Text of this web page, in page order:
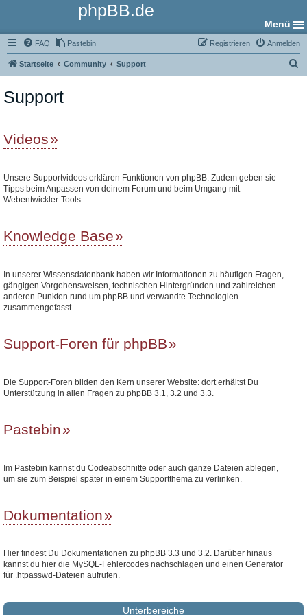
phpBB.de
Menü
FAQ Pastebin Anmelden
Registrieren
Startseite Community Support
Support
Videos
Unsere Supportvideos erklären Funktionen von phpBB. Zudem geben sie
Tipps beim Anpassen von deinem Forum und beim Umgang mit
Webentwickler-Tools.
Knowledge Base
In unserer Wissensdatenbank haben wir Informationen zu häufigen Fragen,
gängigen Vorgehensweisen, technischen Hintergründen und zahlreichen
anderen Punkten rund um phpBB und verwandte Technologien
zusammengefasst.
Support-Foren für phpBB
Die Support-Foren bilden den Kern unserer Website: dort erhältst Du
Unterstützung in allen Fragen zu phpBB 3.1, 3.2 und 3.3.
Pastebin
Im Pastebin kannst du Codeabschnitte oder auch ganze Dateien ablegen,
um sie zum Beispiel später in einem Supportthema zu verlinken.
Dokumentation
Hier findest Du Dokumentationen zu phpBB 3.3 und 3.2. Darüber hinaus
kannst du hier die MySQL-Fehlercodes nachschlagen und einen Generator
für .htpasswd-Dateien aufrufen.
Unterbereiche